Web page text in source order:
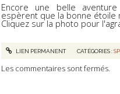
Encore une belle
espèrent que la bonne étoile
Cliquez sur la photo pour
LIEN PERMANENT CATÉGORIES :
Les commentaires sont fermés.